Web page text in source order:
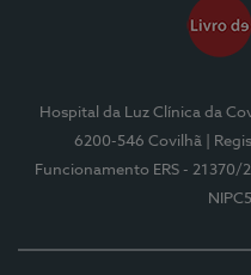
Hospital da Luz Clínica da
6200-546 Covilhã
|
Funcionamento ERS - 21370/